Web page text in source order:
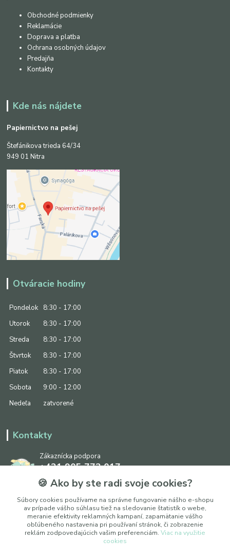
Obchodné podmienky
Reklamácie
Doprava a platba
Ochrana osobných údajov
Predajňa
Kontakty
Kde nás nájdete
Papiernictvo na pešej
Štefánikova trieda 64/34
949 01 Nitra
Otváracie hodiny
Pondelok
8:30 - 17:00
Utorok
8:30 - 17:00
Streda
8:30 - 17:00
Štvrtok
8:30 - 17:00
Piatok
8:30 - 17:00
Sobota
9:00 - 12:00
Nedeľa
zatvorené
Kontakty
Zákaznícka podpora
+421 905 773 017
(Po-Pia, 8:30 - 17:00, So: 9:00 - 12:00)
info@ipapier.sk
🍪 Ako by ste radi svoje cookies?
Súbory cookies používame na správne fungovanie nášho e-shopu
av prípade vášho súhlasu tiež na sledovanie štatistík o webe,
meranie efektivity reklamných kampaní, zapamätanie vášho
obľúbeného nastavenia pri používaní stránok, či zobrazenie
reklám zodpovedajúcich vašim preferenciám. Viac na využitie
cookies